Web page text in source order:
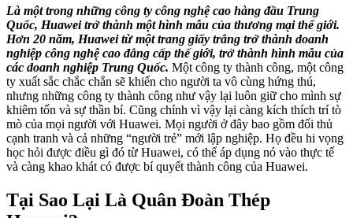
Là một trong những công ty công nghệ cao hàng đầu Trung
Quốc, Huawei trở thành một hình mẫu của thương mại thế giới.
Hơn 20 năm, Huawei từ một trang giấy trắng trở thành doanh
nghiệp công nghệ cao đẳng cấp thế giới, trở thành hình mẫu của
các doanh nghiệp Trung Quốc. Một công ty thành công, một công
ty xuất sắc chắc chắn sẽ khiến cho người ta vô cùng hứng thú,
nhưng những công ty thành công như vậy lại luôn giữ cho mình sự
khiêm tốn và sự thần bí. Cũng chính vì vậy lại càng kích thích trí tò
mò của mọi người với Huawei. Mọi người ở đây bao gồm đối thủ
cạnh tranh và cả những “người trẻ” mới lập nghiệp. Họ đều hi vọng
học hỏi được điều gì đó từ Huawei, có thể áp dụng nó vào thực tế
và càng khao khát có được bí quyết thành công của Huawei.
Tại Sao Lại Là Quân Đoàn Thép